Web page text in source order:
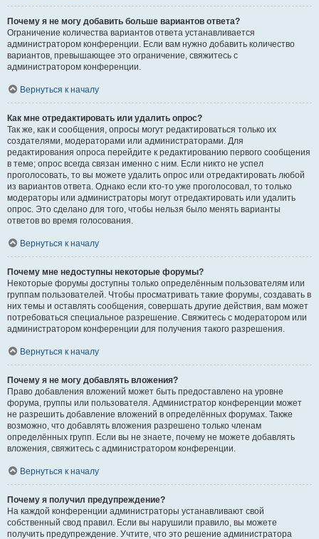
Почему я не могу добавить больше вариантов ответа?
Ограничение количества вариантов ответа устанавливается
администратором конференции. Если вам нужно добавить количество
вариантов, превышающее это ограничение, свяжитесь с
администратором конференции.
Вернуться к началу
Как мне отредактировать или удалить опрос?
Так же, как и сообщения, опросы могут редактироваться только их
создателями, модераторами или администраторами. Для
редактирования опроса перейдите к редактированию первого сообщения
в теме; опрос всегда связан именно с ним. Если никто не успел
проголосовать, то вы можете удалить опрос или отредактировать любой
из вариантов ответа. Однако если кто-то уже проголосовал, то только
модераторы или администраторы могут отредактировать или удалить
опрос. Это сделано для того, чтобы нельзя было менять варианты
ответов во время голосования.
Вернуться к началу
Почему мне недоступны некоторые форумы?
Некоторые форумы доступны только определённым пользователям или
группам пользователей. Чтобы просматривать такие форумы, создавать в
них темы и оставлять сообщения, совершать другие действия, вам может
потребоваться специальное разрешение. Свяжитесь с модератором или
администратором конференции для получения такого разрешения.
Вернуться к началу
Почему я не могу добавлять вложения?
Право добавления вложений может быть предоставлено на уровне
форума, группы или пользователя. Администратор конференции может
не разрешить добавление вложений в определённых форумах. Также
возможно, что добавлять вложения разрешено только членам
определённых групп. Если вы не знаете, почему не можете добавлять
вложения, свяжитесь с администратором конференции.
Вернуться к началу
Почему я получил предупреждение?
На каждой конференции администраторы устанавливают свой
собственный свод правил. Если вы нарушили правило, вы можете
получить предупреждение. Учтите, что это решение администратора